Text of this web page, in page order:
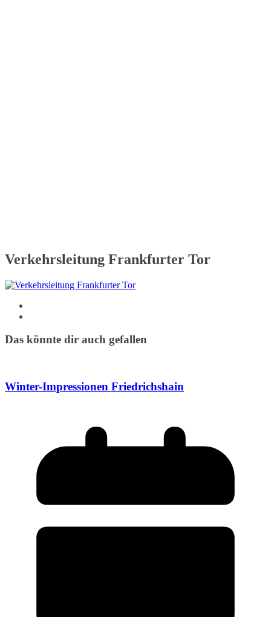
Verkehrsleitung Frankfurter Tor
Das könnte dir auch gefallen
Winter-Impressionen Friedrichshain